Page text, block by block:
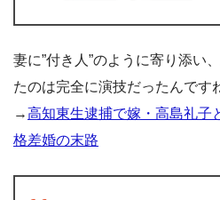
妻に”付き人”のように寄り添い
たのは完全に演技だったんです
→高知東生逮捕で嫁・高島礼子
格差婚の末路